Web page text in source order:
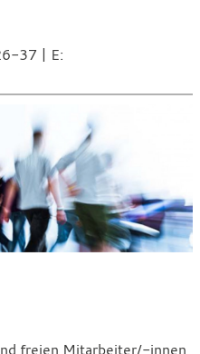
37 | E:
freien Mitarbeiter/-innen